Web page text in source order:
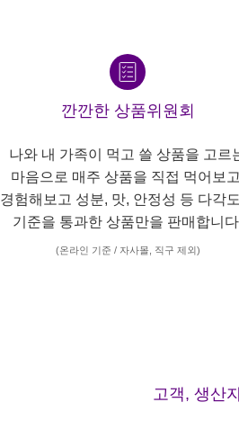
깐깐한 상품위원회
나와 내 가족이 먹고 쓸 상품을 고르
마음으로 매주 상품을 직접 먹어보
경험해보고 성분, 맛, 안정성 등 다각
기준을 통과한 상품만을 판매합니
(온라인 기준 / 자사몰, 직구 제외)
고객, 생산